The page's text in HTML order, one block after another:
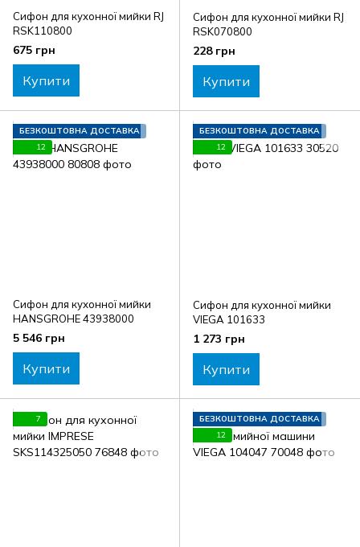
Сифон для кухонної мийки RJ
RSK110800
675 грн
Купити
Сифон для кухонної мийки RJ
RSK070800
228 грн
Купити
БЕЗКОШТОВНА ДОСТАВКА
12
Сифон для кухонної мийки
HANSGROHE 43938000
5 546 грн
Купити
БЕЗКОШТОВНА ДОСТАВКА
12
Сифон для кухонної мийки
VIEGA 101633
1 273 грн
Купити
7
БЕЗКОШТОВНА ДОСТАВКА
12